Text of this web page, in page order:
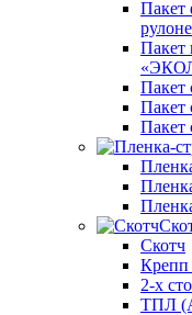
рулоне
Пакет
Пакет
Пакет
Пакет
Скотч
2-х
ТПЛ